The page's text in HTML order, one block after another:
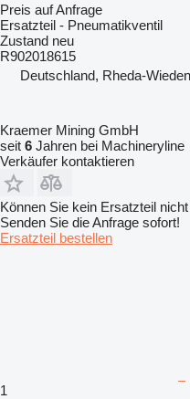
Preis auf Anfrage
Ersatzteil - Pneumatikventil
Zustand neu
R902018615
Deutschland, Rheda-
Kraemer Mining GmbH
seit 6 Jahren bei Machineryline
Verkäufer kontaktieren
Können Sie kein Ersatzteil
Senden Sie die Anfrage sofort!
Ersatzteil bestellen
1